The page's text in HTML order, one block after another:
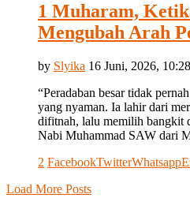
1 Muharam,
Mengubah Arah
by Slyika 16 Juni, 2026, 10:28
⁠“Peradaban besar tidak
yang nyaman. Ia lahir dari
difitnah, lalu memilih bangkit
Nabi Muhammad SAW dari
2 FacebookTwitterWhatsapp
Load More Posts